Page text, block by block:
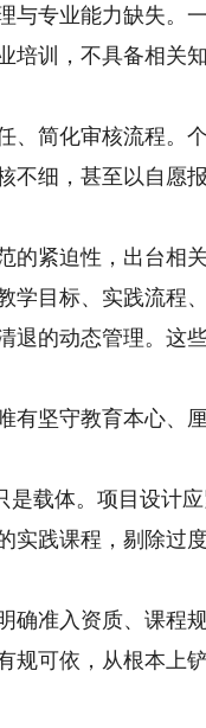
专业能力缺失。
培训，不具备相关
简化审核流程。
不细，甚至以自愿
紧迫性，出台相
学目标、实践流程
退的动态管理。这
坚守教育本心、
载体。项目设计
实践课程，剔除过
准入资质、课程规
规可依，从根本上